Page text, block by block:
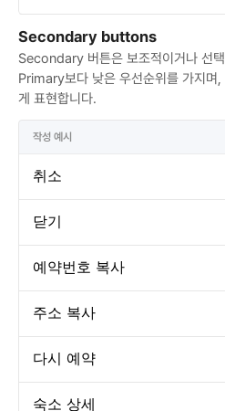
Secondary buttons
Secondary 버튼은 보조적이거나 선
Primary보다 낮은 우선순위를 가지며,
게 표현합니다.
작성 예시
취소
닫기
예약번호 복사
주소 복사
다시 예약
숙소 상세